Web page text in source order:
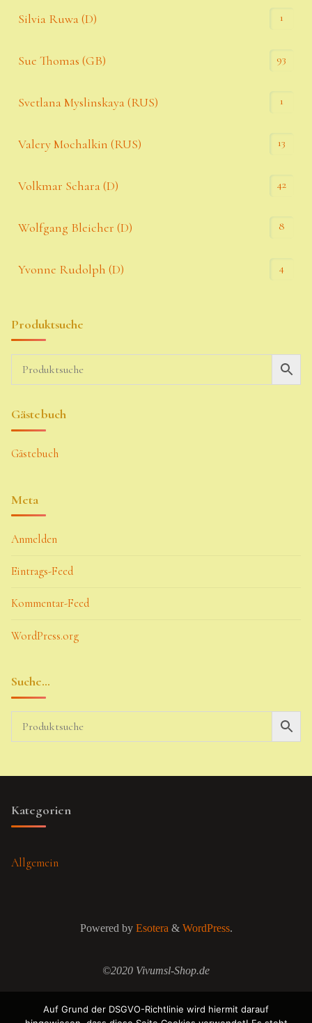
Silvia Ruwa (D) 1
Sue Thomas (GB) 93
Svetlana Myslinskaya (RUS) 1
Valery Mochalkin (RUS) 13
Volkmar Schara (D) 42
Wolfgang Bleicher (D) 8
Yvonne Rudolph (D) 4
Produktsuche
Gästebuch
Gästebuch
Meta
Anmelden
Eintrags-Feed
Kommentar-Feed
WordPress.org
Suche…
Kategorien
Allgemein
Powered byEsotera& WordPress.
©2020 Vivumsl-Shop.de
Auf Grund der DSGVO-Richtlinie wird hiermit darauf